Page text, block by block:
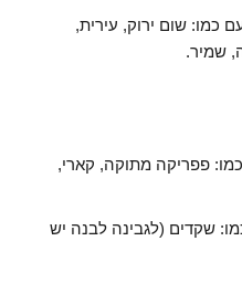
כמו: שום ירוק, עירית,
שמיר.
פפריקה מתוקה, קארי,
שקדים (לגבינה לבנה יש